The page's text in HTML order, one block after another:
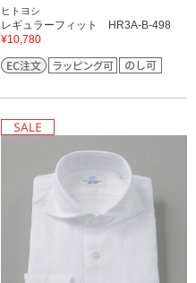
ヒトヨシ
レギュラーフィット HR3A-B-498
¥10,780